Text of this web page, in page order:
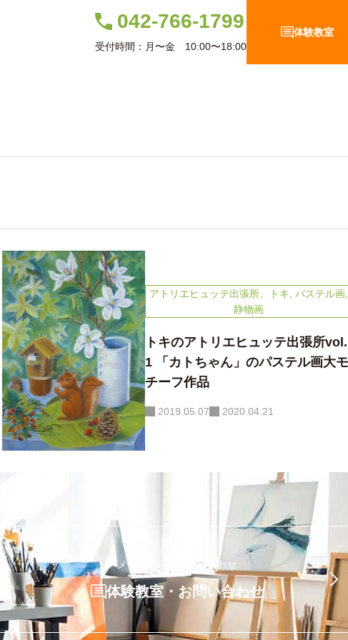
042-766-1799
受付時間：月〜金 10:00〜18:00
体験教室
田尻ちゃんの新作油彩画
森の中の人 F12
アトリエヒュッテ出張所、トキ, パステル画,
静物画
トキのアトリエヒュッテ出張所vol.
1 「カトちゃん」のパステル画大モ
チーフ作品
2019.05.07 2020.04.21
メールからのお問い合わせ
体験教室・お問い合わせ